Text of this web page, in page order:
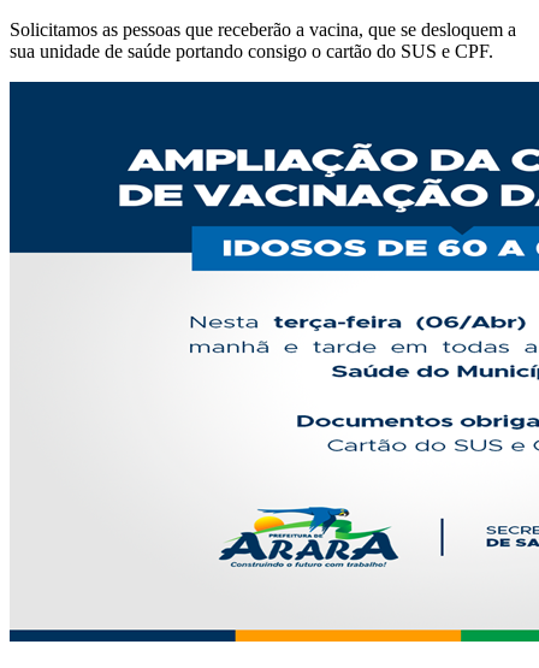
Solicitamos as pessoas que receberão a vacina, que se desloquem a
sua unidade de saúde portando consigo o cartão do SUS e CPF.